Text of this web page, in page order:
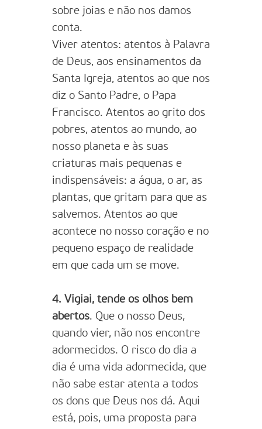
sobre joias e não nos damos
conta.
Viver atentos: atentos à Palavra
de Deus, aos ensinamentos da
Santa Igreja, atentos ao que nos
diz o Santo Padre, o Papa
Francisco. Atentos ao grito dos
pobres, atentos ao mundo, ao
nosso planeta e às suas
criaturas mais pequenas e
indispensáveis: a água, o ar, as
plantas, que gritam para que as
salvemos. Atentos ao que
acontece no nosso coração e no
pequeno espaço de realidade
em que cada um se move.
4. Vigiai, tende os olhos bem
abertos. Que o nosso Deus,
quando vier, não nos encontre
adormecidos. O risco do dia a
dia é uma vida adormecida, que
não sabe estar atenta a todos
os dons que Deus nos dá. Aqui
está, pois, uma proposta para